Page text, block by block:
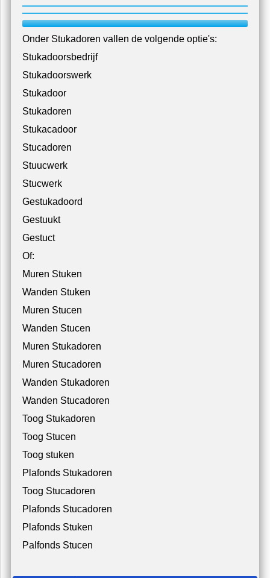
Onder Stukadoren vallen de volgende optie's:
Stukadoorsbedrijf
Stukadoorswerk
Stukadoor
Stukadoren
Stukacadoor
Stucadoren
Stuucwerk
Stucwerk
Gestukadoord
Gestuukt
Gestuct
Of:
Muren Stuken
Wanden Stuken
Muren Stucen
Wanden Stucen
Muren Stukadoren
Muren Stucadoren
Wanden Stukadoren
Wanden Stucadoren
Toog Stukadoren
Toog Stucen
Toog stuken
Plafonds Stukadoren
Toog Stucadoren
Plafonds Stucadoren
Plafonds Stuken
Palfonds Stucen